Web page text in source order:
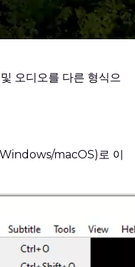
오디오를 다른 형식으
macOS)로 이